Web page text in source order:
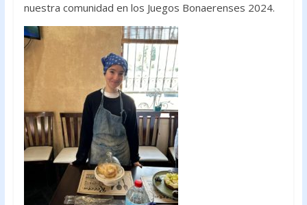
nuestra comunidad en los Juegos Bonaerenses 2024.